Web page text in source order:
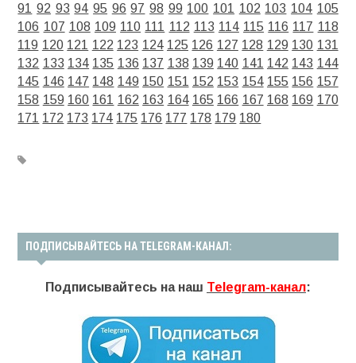
91
92 93 94 95 96 97 98 99 100 101 102 103 104 105
106 107 108 109 110 111 112 113 114 115 116 117 118
119 120 121 122 123 124 125 126 127 128 129 130 131
132 133 134 135 136 137 138 139 140 141 142 143 144
145 146 147 148 149 150 151 152 153 154 155 156 157
158 159 160 161 162 163 164 165 166 167 168 169 170
171 172 173 174 175 176 177 178 179 180
ПОДПИСЫВАЙТЕСЬ НА TELEGRAM-КАНАЛ:
Подписывайтесь на наш Telegram-канал: